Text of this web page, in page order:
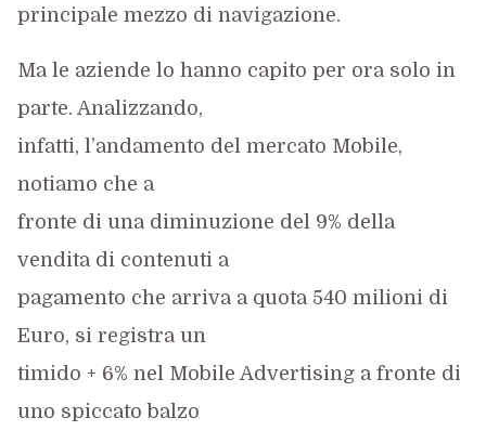
principale mezzo di navigazione.
Ma le aziende lo hanno capito per ora solo in
parte. Analizzando,
infatti, l’andamento del mercato Mobile,
notiamo che a
fronte di una diminuzione del 9% della
vendita di contenuti a
pagamento che arriva a quota 540 milioni di
Euro, si registra un
timido + 6% nel Mobile Advertising a fronte di
uno spiccato balzo